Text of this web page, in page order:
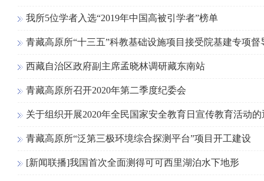
我所5位学者入选“2019年中国高被引学者”榜单
青藏高原所“十三五”科教基础设施项目接受院基建专项督
西藏自治区政府副主席孟晓林调研藏东南站
青藏高原所召开2020年第二季度纪委会
关于组织开展2020年全民国家安全教育日宣传教育活动的
青藏高原所“泛第三极环境综合探测平台”项目开工建设
[新闻联播]我国首次全面测得可可西里湖泊水下地形